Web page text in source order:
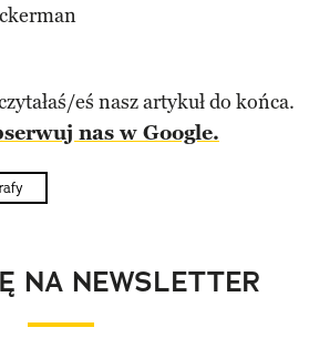
eś nasz artykuł do końca.
nas w Google.
NA NEWSLETTER